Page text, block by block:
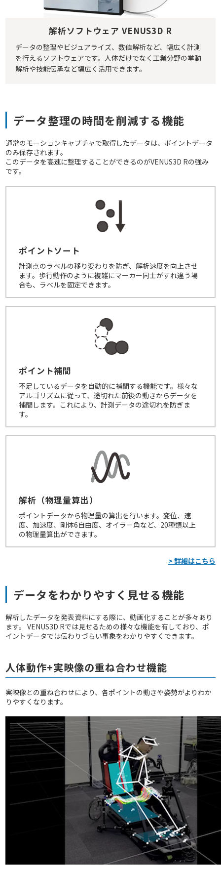
解析ソフトウェア VENUS3D R
データの整理やビジュアライズ、数値解析など、幅広く計測
を行えるソフトウェアです。人体だけでなく工業分野の挙動
解析や技能伝承など幅広く活用できます。
データ整理の時間を削減する機能
通常のモーションキャプチャで取得したデータは、ポイントデータ
のみ保存されます。
このデータを高速に整理することができるのがVENUS3D Rの強み
です。
ポイントソート
計測点のラベルの移り変わりを防ぎ、解析速度を向上させ
ます。歩行動作のように複雑にマーカー同士がすれ違う場
合も、ラベルを固定できます。
ポイント補間
不足しているデータを自動的に補間する機能です。様々な
アルゴリズムに従って、途切れた前後の動きからデータを
補間します。これにより、計測データの途切れを防ぎま
す。
解析（物理量算出）
ポイントデータから物理量の算出を行います。変位、速
度、加速度、剛体6自由度、オイラー角など、20種類以上
の物理量算出ができます。
> 詳細はこちら
データをわかりやすく見せる機能
解析したデータを発表資料にする際に、動画化することが多々あり
ます。 VENUS3D Rでは見せるための様々な機能を有しており、ポ
イントデータでは伝わりづらい事象をわかりやすくできます。
人体動作+実映像の重ね合わせ機能
実映像との重ね合わせにより、各ポイントの動きや姿勢がよりわか
りやすくなります。